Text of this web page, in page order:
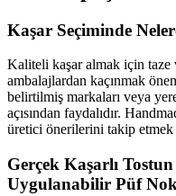
Kaşar Seçiminde
Kaliteli kaşar almak için taze
ambalajlardan kaçınmak
belirtilmiş markaları veya
açısından faydalıdır.
üretici önerilerini takip etmek
Gerçek Kaşarlı
Uygulanabilir Püf